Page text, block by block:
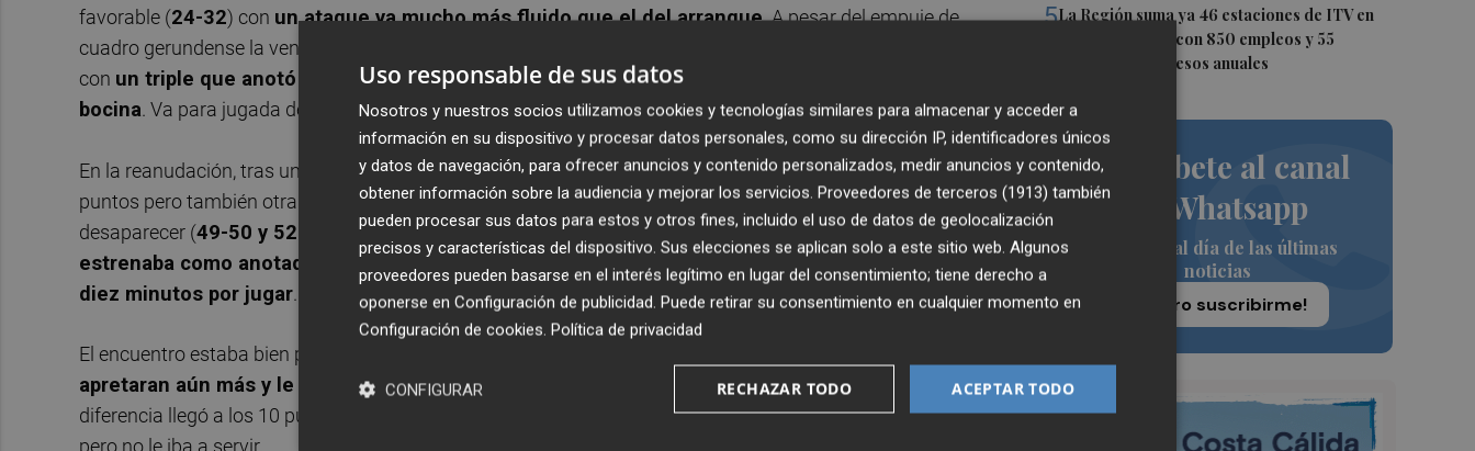
5La Región suma ya 46 estaciones de ITV en
funcionamiento con 850 empleos y 55
millones de ingresos anuales
Suscríbete al canal
de Whatsapp
Siempre al día de las últimas
noticias
¡Quiero suscribirme!
favorable (24-32) con un ataque ya mucho más fluido que el del arranque. A pesar del empuje de
cuadro gerundense la ventaja siguió siendo murciana al descanso con un
con un triple que anotó Howard Sant-Roos en carrera casi desde el centro del campo y sobre la
bocina. Va para jugada de la semana.
En la reanudación, tras una falta técnica señalada a Moncho Fernández, se repitió la diferencia de ocho
puntos pero también otra vez los de casa apretaron para enjugar la diferencia hasta casi hacerla
desaparecer (49-50 y 52-53 ). En ese momentoun triple de Zach Hicks, el último en llegar y que se
estrenaba como anotador universitario, y otro de Forrest dejaron los guarismos en 52-59 con
diez minutos por jugar.
El encuentro estaba bien para el UCAM CB pero no sentenciado. Por ello,
apretaran aún más y le obedecieron. La puesta en escena en el último periodo fue la idónea y la
diferencia llegó a los 10 puntos con el
y siete minutos por delante. Moncho lo paró desde la banda
pero no le iba a servir.
Uso responsable de sus datos
Nosotros y nuestros socios utilizamos cookies y tecnologías similares para almacenar y acceder a
información en su dispositivo y procesar datos personales, como su dirección IP, identificadores únicos
y datos de navegación, para ofrecer anuncios y contenido personalizados, medir anuncios y contenido,
obtener información sobre la audiencia y mejorar los servicios. Proveedores de terceros (1913) también
pueden procesar sus datos para estos y otros fines, incluido el uso de datos de geolocalización
precisos y características del dispositivo. Sus elecciones se aplican solo a este sitio web. Algunos
proveedores pueden basarse en el interés legítimo en lugar del consentimiento; tiene derecho a
oponerse en Configuración de publicidad. Puede retirar su consentimiento en cualquier momento en
Configuración de cookies. Política de privacidad
ACEPTAR TODO
RECHAZAR TODO
CONFIGURAR